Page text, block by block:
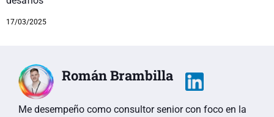
17/03/2025
Román Brambilla
Me desempeño como consultor senior con foco en la